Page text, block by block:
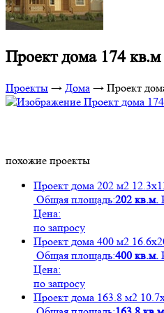
Проект дома 174
Проекты → Дома → Проект
похожие проекты
Проект дома 202 м2
Общая площадь:202 кв.м.
Цена:
по запросу
Проект дома 400 м2
Общая площадь:400 кв.м.
Цена:
по запросу
Проект дома 163.8 м2